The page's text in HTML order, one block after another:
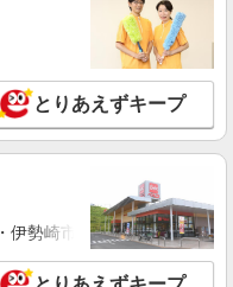
詳細を見る
カルケア事業部/静岡オフィ
ド）
OK（規定あり） ※給与
寄駅】JR東海道本線「袋
とりあえずキープ
伊勢崎市・太田市・館林市